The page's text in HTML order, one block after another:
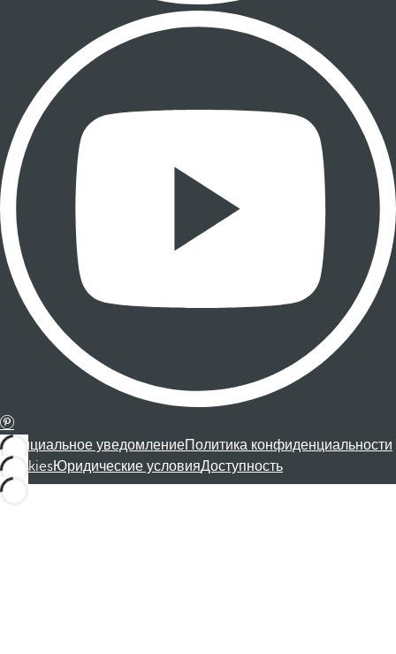
Официальное уведомлениеПолитика конфиденциальности
CookiesЮридические условияДоступность